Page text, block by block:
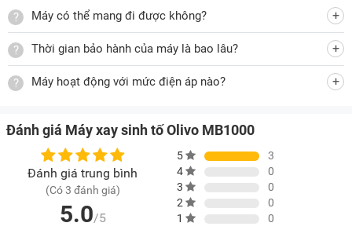
nhu cầu xay các loại nguyên liệu mà gia đình bạn cần có.
Lưu ý:Hình ảnh sản phẩm chỉ có tính chất minh họa, chi tiết
sản phẩm, màu sắc có thể thay đổi tùy theo sản phẩm thực
tế.
Máy có thể mang đi được không?
Thời gian bảo hành của máy là bao lâu?
Máy hoạt động với mức điện áp nào?
Đánh giá Máy xay sinh tố Olivo MB1000
Đánh giá trung bình
(Có 3 đánh giá)
5.0/5
5
3
4
0
3
0
2
0
1
0